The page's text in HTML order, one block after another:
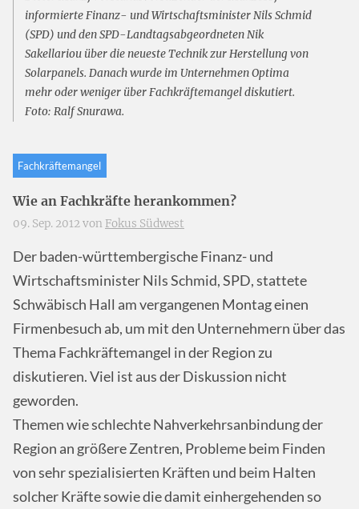
informierte Finanz- und Wirtschaftsminister Nils Schmid
(SPD) und den SPD-Landtagsabgeordneten Nik
Sakellariou über die neueste Technik zur Herstellung von
Solarpanels. Danach wurde im Unternehmen Optima
mehr oder weniger über Fachkräftemangel diskutiert.
Foto: Ralf Snurawa.
Fachkräftemangel
Wie an Fachkräfte herankommen?
09. Sep. 2012 von Fokus Südwest
Der baden-württembergische Finanz- und
Wirtschaftsminister Nils Schmid,SPD, stattete
Schwäbisch Hall am vergangenen Montag einen
Firmenbesuch ab, um mit den Unternehmern über das
Thema Fachkräftemangel in der Region zu
diskutieren. Viel ist aus der Diskussion nicht
geworden.
Themen wie schlechte Nahverkehrsanbindung der
Region an größere Zentren, Probleme beim Finden
von sehr spezialisierten Kräften und beim Halten
solcher Kräfte sowie die damit einhergehenden so